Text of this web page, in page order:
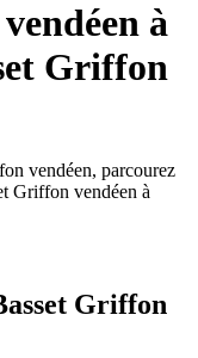
à
Griffon
vendéen, parcourez
Griffon vendéen à
Griffon